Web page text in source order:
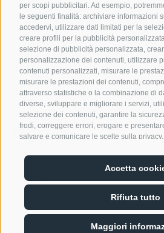
per scopi pubblicitari. Ad esempio,
le seguenti finalità: archiviare informazioni
accedervi, utilizzare dati limitati per la
creare profili per la pubblicità
selezione di pubblicità personalizzata,
personalizzazione dei contenuti, utilizzare
contenuti personalizzati, misurare le
misurare le prestazioni dei contenuti,
attraverso statistiche o la combinazione di
diverse, sviluppare e migliorare i servizi,
selezione dei contenuti, garantire la
frodi, correggere errori, erogare e
salvare e comunicare le scelte sulla
identificare i dispositivi in base alle
automaticamente, utilizzare dati di
riconoscere i dispositivi in base a
Puoi liberamente prestare, rifiutare o
incorrere in limitazioni sostanziali.
acconsenti all'uso di cookie e strumenti
"Gestisci Preferenze" per personalizzare le
Accetta
Rifiuta tutto
Maggiori
Nivis GmbH
Zona Artigianale Reifenstein 15
39040 Campo di Trens
+39 0472 764 204
info@nivis.it
FIND US ON
Credits